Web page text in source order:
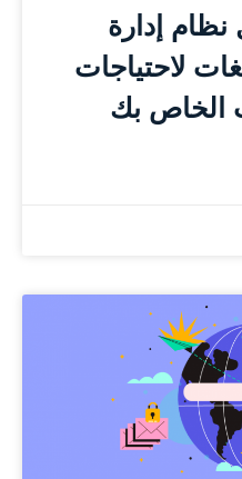
نظام إدارة
لاحتياجات
الخاص بك